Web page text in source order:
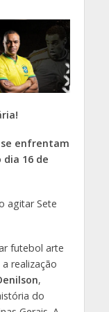
enfrentam
16 de
agitar Sete
futebol arte
realização
,
do